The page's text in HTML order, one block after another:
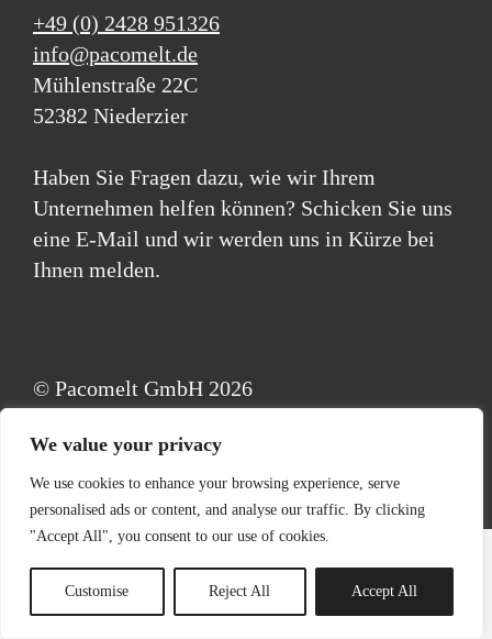
We value your privacy
We use cookies to enhance your browsing experience, serve
personalised ads or content, and analyse our traffic. By clicking
"Accept All", you consent to our use of cookies.
Customise Reject All Accept All
+49 (0) 2428 951326
info@pacomelt.de
Mühlenstraße 22C
52382 Niederzier
Haben Sie Fragen dazu, wie wir Ihrem
Unternehmen helfen können? Schicken Sie uns
eine E-Mail und wir werden uns in Kürze bei
Ihnen melden.
© Pacomelt GmbH 2026
Allgemeine Geschäftsbedingungen
Kontakt